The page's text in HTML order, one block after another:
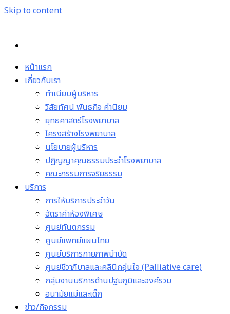
Skip to content
หน้าแรก
เกี่ยวกับเรา
ทำเนียบผู้บริหาร
วิสัยทัศน์ พันธกิจ ค่านิยม
ยุทธศาสตร์โรงพยาบาล
โครงสร้างโรงพยาบาล
นโยบายผู้บริหาร
ปฏิญญาคุณธรรมประจำโรงพยาบาล
คณะกรรมการจริยธรรม
บริการ
การให้บริการประจำวัน
อัตราค่าห้องพิเศษ
ศูนย์ทันตกรรม
ศูนย์แพทย์แผนไทย
ศูนย์บริการกายภาพบำบัด
ศูนย์ชีวาภิบาลและคลินิกอุ่นใจ (Palliative care)
กลุ่มงานบริการด้านปฐมภูมิและองค์รวม
อนามัยแม่และเด็ก
ข่าว/กิจกรรม